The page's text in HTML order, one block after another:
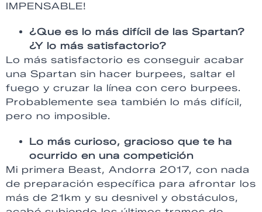
IMPENSABLE!
¿Que es lo más difícil de las Spartan?
¿Y lo más satisfactorio?
Lo más satisfactorio es conseguir acabar
una Spartan sin hacer burpees, saltar el
fuego y cruzar la línea con cero burpees.
Probablemente sea también lo más difícil,
pero no imposible.
Lo más curioso, gracioso que te ha
ocurrido en una competición
Mi primera Beast, Andorra 2017, con nada
de preparación específica para afrontar los
más de 21km y su desnivel y obstáculos,